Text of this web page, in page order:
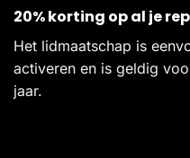
20% korting op al je
Het lidmaatschap is
activeren en is geldig
jaar.